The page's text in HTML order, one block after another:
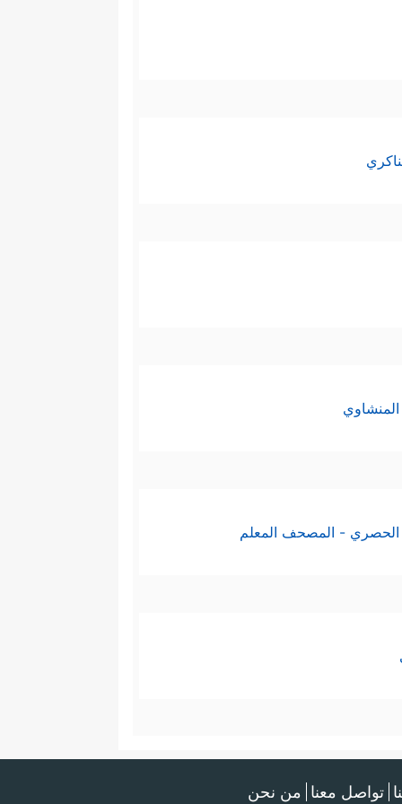
الحصري - المصحف المعلم
تواصل معنا من نحن